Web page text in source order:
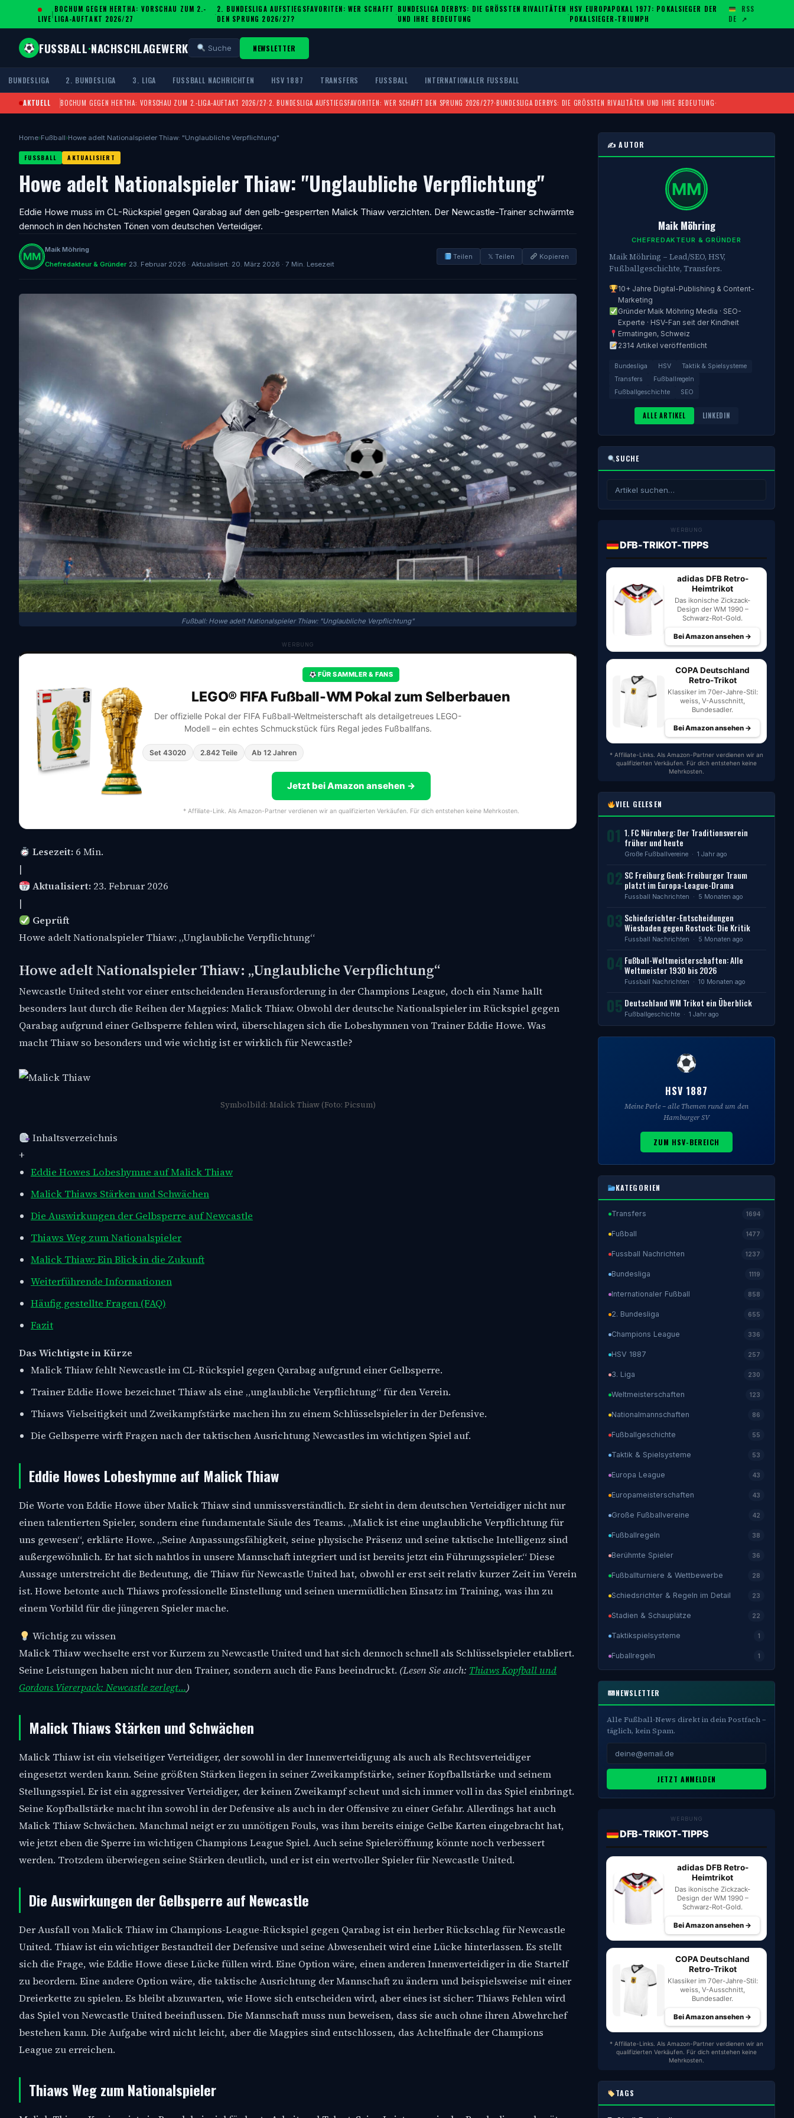
LIVE
|
BOCHUM GEGEN HERTHA: VORSCHAU ZUM 2.-
LIGA-AUFTAKT 2026/27
·
2. BUNDESLIGA AUFSTIEGSFAVORITEN: WER SCHAFFT
DEN SPRUNG 2026/27?
·
BUNDESLIGA DERBYS: DIE GRÖSSTEN RIVALITÄTEN U
ND IHRE BEDEUTUNG
·
HSV EUROPAPOKAL 1977: POKALSIEGER DER
POKALSIEGER-TRIUMPH
DE
RSS
↗
FUSSBALL·NACHSCHLAGEWERK Suche NEWSLETTER
BUNDESLIGA 2. BUNDESLIGA 3. LIGA FUSSBALL NACHRICHTEN HSV 1887 TRANSFERS FUSSBALL INTERNATIONALER FUSSBALL
AKTUELL BOCHUM GEGEN HERTHA: VORSCHAU ZUM 2.-LIGA-AUFTAKT 2026/27·2. BUNDESLIGA AUFSTIEGSFAVORITEN: WER SCHAFFT DEN SPRUNG 2026/27?·BUNDESLIGA DERBYS: DIE GRÖSSTEN RIVALITÄTEN UND IHRE BEDEUTUNG ·
Home›Fußball›Howe adelt Nationalspieler Thiaw: "Unglaubliche Verpflichtung"
FUSSBALL AKTUALISIERT
Howe adelt Nationalspieler Thiaw: "Unglaubliche Verpflichtung"
Eddie Howe muss im CL-Rückspiel gegen Qarabag auf den gelb-gesperrten Malick Thiaw verzichten. Der Newcastle-Trainer schwärmte
dennoch in den höchsten Tönen vom deutschen Verteidiger.
Maik Möhring
Chefredakteur & Gründer 23. Februar 2026 · Aktualisiert: 20. März 2026 · 7 Min. Lesezeit
Teilen 𝕏 Teilen Kopieren
Fußball: Howe adelt Nationalspieler Thiaw: "Unglaubliche Verpflichtung"
WERBUNG
FÜR SAMMLER & FANS
LEGO® FIFA Fußball-WM Pokal zum Selberbauen
Der offizielle Pokal der FIFA Fußball-Weltmeisterschaft als detailgetreues LEGO-
Modell – ein echtes Schmuckstück fürs Regal jedes Fußballfans.
Set 43020 2.842 Teile Ab 12 Jahren
Jetzt bei Amazon ansehen →
* Affiliate-Link. Als Amazon-Partner verdienen wir an qualifizierten Verkäufen. Für dich entstehen keine Mehrkosten.
Lesezeit:6 Min.
|
Aktualisiert:23. Februar 2026
|
Geprüft
Howe adelt Nationalspieler Thiaw: „Unglaubliche Verpflichtung“
Howe adelt Nationalspieler Thiaw: „Unglaubliche Verpflichtung“
Newcastle United steht vor einer entscheidenden Herausforderung in der Champions League, doch ein Name hallt
besonders laut durch die Reihen der Magpies: Malick Thiaw. Obwohl der deutsche Nationalspieler im Rückspiel gegen
Qarabag aufgrund einer Gelbsperre fehlen wird, überschlagen sich die Lobeshymnen von Trainer Eddie Howe. Was
macht Thiaw so besonders und wie wichtig ist er wirklich für Newcastle?
Symbolbild: Malick Thiaw (Foto: Picsum)
Inhaltsverzeichnis
+
Eddie Howes Lobeshymne auf Malick Thiaw
Malick Thiaws Stärken und Schwächen
Die Auswirkungen der Gelbsperre auf Newcastle
Thiaws Weg zum Nationalspieler
Malick Thiaw: Ein Blick in die Zukunft
Weiterführende Informationen
Häufig gestellte Fragen (FAQ)
Fazit
Das Wichtigste in Kürze
Malick Thiaw fehlt Newcastle im CL-Rückspiel gegen Qarabag aufgrund einer Gelbsperre.
Trainer Eddie Howe bezeichnet Thiaw als eine „unglaubliche Verpflichtung“ für den Verein.
Thiaws Vielseitigkeit und Zweikampfstärke machen ihn zu einem Schlüsselspieler in der Defensive.
Die Gelbsperre wirft Fragen nach der taktischen Ausrichtung Newcastles im wichtigen Spiel auf.
Eddie Howes Lobeshymne auf Malick Thiaw
Die Worte von Eddie Howe über Malick Thiaw sind unmissverständlich. Er sieht in dem deutschen Verteidiger nicht nur
einen talentierten Spieler, sondern eine fundamentale Säule des Teams. „Malick ist eine unglaubliche Verpflichtung für
uns gewesen“, erklärte Howe. „Seine Anpassungsfähigkeit, seine physische Präsenz und seine taktische Intelligenz sind
außergewöhnlich. Er hat sich nahtlos in unsere Mannschaft integriert und ist bereits jetzt ein Führungsspieler.“ Diese
Aussage unterstreicht die Bedeutung, die Thiaw für Newcastle United hat, obwohl er erst seit relativ kurzer Zeit im Verein
ist. Howe betonte auch Thiaws professionelle Einstellung und seinen unermüdlichen Einsatz im Training, was ihn zu
einem Vorbild für die jüngeren Spieler mache.
Wichtig zu wissen
Malick Thiaw wechselte erst vor Kurzem zu Newcastle United und hat sich dennoch schnell als Schlüsselspieler etabliert.
Seine Leistungen haben nicht nur den Trainer, sondern auch die Fans beeindruckt. (Lesen Sie auch: Thiaws Kopfball und
Gordons Viererpack: Newcastle zerlegt…)
Malick Thiaws Stärken und Schwächen
Malick Thiaw ist ein vielseitiger Verteidiger, der sowohl in der Innenverteidigung als auch als Rechtsverteidiger
eingesetzt werden kann. Seine größten Stärken liegen in seiner Zweikampfstärke, seiner Kopfballstärke und seinem
Stellungsspiel. Er ist ein aggressiver Verteidiger, der keinen Zweikampf scheut und sich immer voll in das Spiel einbringt.
Seine Kopfballstärke macht ihn sowohl in der Defensive als auch in der Offensive zu einer Gefahr. Allerdings hat auch
Malick Thiaw Schwächen. Manchmal neigt er zu unnötigen Fouls, was ihm bereits einige Gelbe Karten eingebracht hat,
wie jetzt eben die Sperre im wichtigen Champions League Spiel. Auch seine Spieleröffnung könnte noch verbessert
werden. Trotzdem überwiegen seine Stärken deutlich, und er ist ein wertvoller Spieler für Newcastle United.
Die Auswirkungen der Gelbsperre auf Newcastle
Der Ausfall von Malick Thiaw im Champions-League-Rückspiel gegen Qarabag ist ein herber Rückschlag für Newcastle
United. Thiaw ist ein wichtiger Bestandteil der Defensive und seine Abwesenheit wird eine Lücke hinterlassen. Es stellt
sich die Frage, wie Eddie Howe diese Lücke füllen wird. Eine Option wäre, einen anderen Innenverteidiger in die Startelf
zu beordern. Eine andere Option wäre, die taktische Ausrichtung der Mannschaft zu ändern und beispielsweise mit einer
Dreierkette zu spielen. Es bleibt abzuwarten, wie Howe sich entscheiden wird, aber eines ist sicher: Thiaws Fehlen wird
das Spiel von Newcastle United beeinflussen. Die Mannschaft muss nun beweisen, dass sie auch ohne ihren Abwehrchef
bestehen kann. Die Aufgabe wird nicht leicht, aber die Magpies sind entschlossen, das Achtelfinale der Champions
League zu erreichen.
Thiaws Weg zum Nationalspieler
✍️ AUTOR
Maik Möhring
CHEFREDAKTEUR & GRÜNDER
Maik Möhring – Lead/SEO, HSV,
Fußballgeschichte, Transfers.
10+ Jahre Digital-Publishing & Content-
Marketing
Gründer Maik Möhring Media · SEO-
Experte · HSV-Fan seit der Kindheit
Ermatingen, Schweiz
2314 Artikel veröffentlicht
Bundesliga HSV
Taktik & Spielsysteme
Transfers
Fußballregeln
Fußballgeschichte
SEO
ALLE ARTIKEL LINKEDIN
SUCHE
WERBUNG
DFB-TRIKOT-TIPPS
adidas DFB Retro-
Heimtrikot
Das ikonische Zickzack-
Design der WM 1990 –
Schwarz-Rot-Gold.
Bei Amazon ansehen →
COPA Deutschland
Retro-Trikot
Klassiker im 70er-Jahre-Stil:
weiss, V-Ausschnitt,
Bundesadler.
Bei Amazon ansehen →
* Affiliate-Links. Als Amazon-Partner verdienen wir an
qualifizierten Verkäufen. Für dich entstehen keine
Mehrkosten.
VIEL GELESEN
01 1. FC Nürnberg: Der Traditionsverein
früher und heute
Große Fußballvereine · 1 Jahr ago
02 SC Freiburg Genk: Freiburger Traum
platzt im Europa-League-Drama
Fussball Nachrichten · 5 Monaten ago
03 Schiedsrichter-Entscheidungen
Wiesbaden gegen Rostock: Die Kritik
Fussball Nachrichten · 5 Monaten ago
04 Fußball-Weltmeisterschaften: Alle
Weltmeister 1930 bis 2026
Fussball Nachrichten · 10 Monaten ago
05 Deutschland WM Trikot ein Überblick
Fußballgeschichte · 1 Jahr ago
HSV 1887
Meine Perle – alle Themen rund um den
Hamburger SV
ZUM HSV-BEREICH
KATEGORIEN
Transfers 1694
Fußball 1477
Fussball Nachrichten 1237
Bundesliga 1119
Internationaler Fußball 858
2. Bundesliga 655
Champions League 336
HSV 1887 257
3. Liga 230
Weltmeisterschaften 123
Nationalmannschaften 86
Fußballgeschichte 55
Taktik & Spielsysteme 53
Europa League 43
Europameisterschaften 43
Große Fußballvereine 42
Fußballregeln 38
Berühmte Spieler 36
Fußballturniere & Wettbewerbe 28
Schiedsrichter & Regeln im Detail 23
Stadien & Schauplätze 22
Taktikspielsysteme 1
Fuballregeln 1
NEWSLETTER
Alle Fußball-News direkt in dein Postfach –
täglich, kein Spam.
JETZT ANMELDEN
WERBUNG
DFB-TRIKOT-TIPPS
adidas DFB Retro-
Heimtrikot
Das ikonische Zickzack-
Design der WM 1990 –
Schwarz-Rot-Gold.
Bei Amazon ansehen →
COPA Deutschland
Retro-Trikot
Klassiker im 70er-Jahre-Stil:
weiss, V-Ausschnitt,
Bundesadler.
Bei Amazon ansehen →
* Affiliate-Links. Als Amazon-Partner verdienen wir an
qualifizierten Verkäufen. Für dich entstehen keine
Mehrkosten.
TAGS